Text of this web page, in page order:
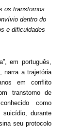
os transtornos
dentro do
e dificuldades
em português,
narra a trajetória
em conflito
transtorno de
como
suicídio, durante
seu protocolo